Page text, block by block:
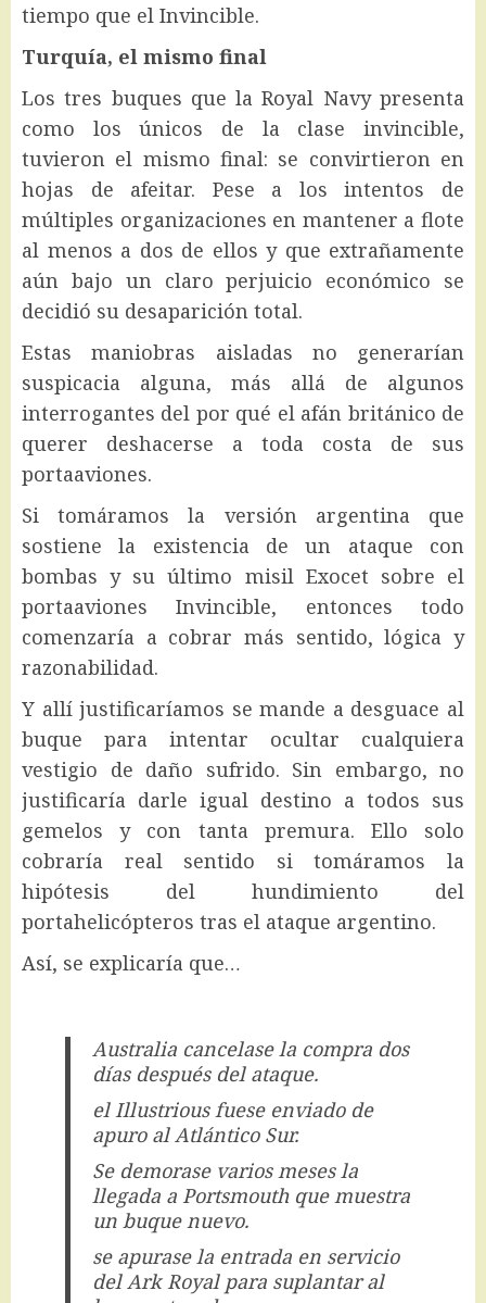
tiempo que el Invincible.
Turquía, el mismo final
Los tres buques que la Royal Navy presenta
como los únicos de la clase invincible,
tuvieron el mismo final: se convirtieron en
hojas de afeitar. Pese a los intentos de
múltiples organizaciones en mantener a flote
al menos a dos de ellos y que extrañamente
aún bajo un claro perjuicio económico se
decidió su desaparición total.
Estas maniobras aisladas no generarían
suspicacia alguna, más allá de algunos
interrogantes del por qué el afán británico de
querer deshacerse a toda costa de sus
portaaviones.
Si tomáramos la versión argentina que
sostiene la existencia de un ataque con
bombas y su último misil Exocet sobre el
portaaviones Invincible, entonces todo
comenzaría a cobrar más sentido, lógica y
razonabilidad.
Y allí justificaríamos se mande a desguace al
buque para intentar ocultar cualquiera
vestigio de daño sufrido. Sin embargo, no
justificaría darle igual destino a todos sus
gemelos y con tanta premura. Ello solo
cobraría real sentido si tomáramos la
hipótesis del hundimiento del
portahelicópteros tras el ataque argentino.
Así, se explicaría que…
Australia cancelase la compra dos
días después del ataque.
el Illustrious fuese enviado de
apuro al Atlántico Sur.
Se demorase varios meses la
llegada a Portsmouth que muestra
un buque nuevo.
se apurase la entrada en servicio
del Ark Royal para suplantar al